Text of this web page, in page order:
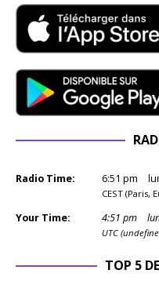
Radio Time: 6:51 pm
CEST (Paris,
Your Time: 4:51 pm
UTC
TOP 5